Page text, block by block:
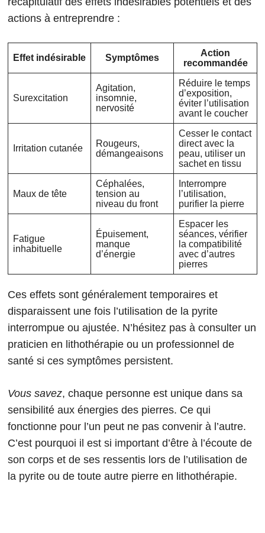
actions à entreprendre :
Effet indésirable Symptômes
Action
recommandée
Surexcitation
Agitation,
insomnie,
nervosité
Réduire le temps
d’exposition,
éviter l’utilisation
avant le coucher
Irritation cutanée
Rougeurs,
démangeaisons
Cesser le contact
direct avec la
peau, utiliser un
sachet en tissu
Maux de tête
Céphalées,
tension au
niveau du front
Interrompre
l’utilisation,
purifier la pierre
Fatigue
inhabituelle
Épuisement,
manque
d’énergie
Espacer les
séances, vérifier
la compatibilité
avec d’autres
pierres
Ces effets sont généralement temporaires et
disparaissent une fois l’utilisation de la pyrite
interrompue ou ajustée. N’hésitez pas à consulter un
praticien en lithothérapie ou un professionnel de
santé si ces symptômes persistent.
Vous savez, chaque personne est unique dans sa
sensibilité aux énergies des pierres. Ce qui
fonctionne pour l’un peut ne pas convenir à l’autre.
C’est pourquoi il est si important d’être à l’écoute de
son corps et de ses ressentis lors de l’utilisation de
la pyrite ou de toute autre pierre en lithothérapie.